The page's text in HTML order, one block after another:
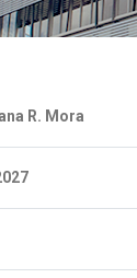
R. Mora